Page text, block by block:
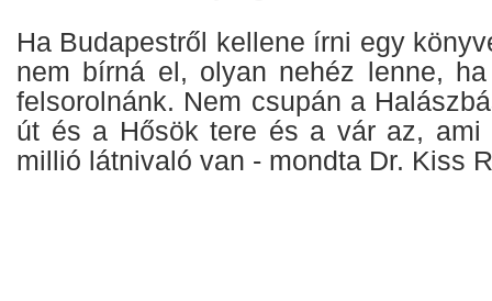
Ha Budapestről kellene írni egy
nem bírná el, olyan nehéz lenne,
felsorolnánk. Nem csupán a
út és a Hősök tere és a vár az, ami
millió látnivaló van - mondta Dr. Kiss